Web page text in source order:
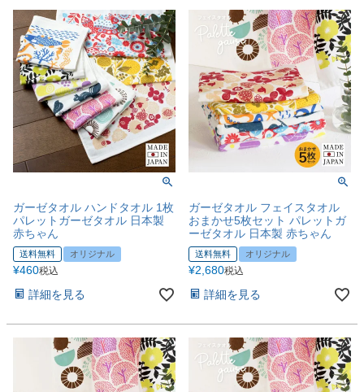
ガーゼタオル ハンドタオル 1枚
パレットガーゼタオル 日本製
赤ちゃん
送料無料 オリジナル
¥460税込
詳細を見る
ガーゼタオル フェイスタオル
おまかせ5枚セット パレットガ
ーゼタオル 日本製 赤ちゃん
送料無料 オリジナル
¥2,680税込
詳細を見る